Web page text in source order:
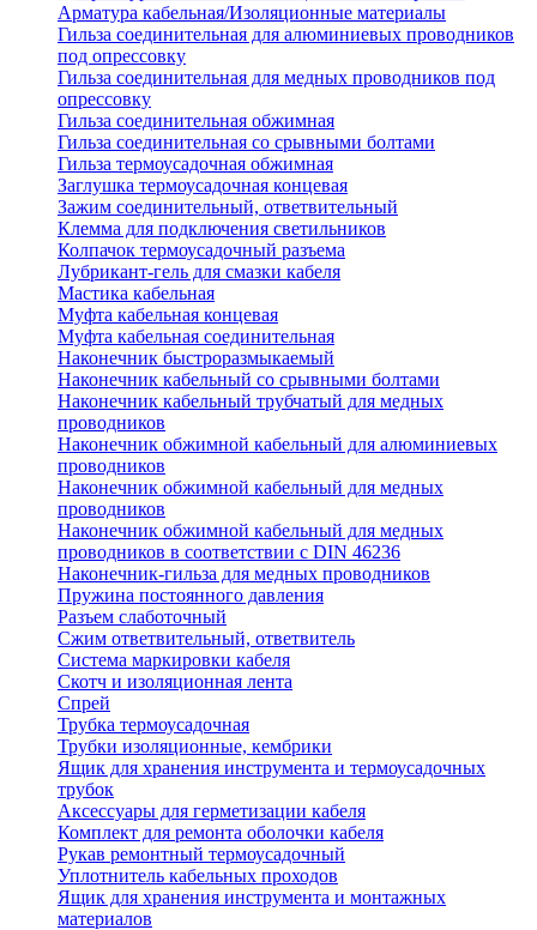
Арматура кабельная/Изоляционные материалы
Гильза соединительная для алюминиевых проводников
под опрессовку
Гильза соединительная для медных проводников под
опрессовку
Гильза соединительная обжимная
Гильза соединительная со срывными болтами
Гильза термоусадочная обжимная
Заглушка термоусадочная концевая
Зажим соединительный, ответвительный
Клемма для подключения светильников
Колпачок термоусадочный разъема
Лубрикант-гель для смазки кабеля
Мастика кабельная
Муфта кабельная концевая
Муфта кабельная соединительная
Наконечник быстроразмыкаемый
Наконечник кабельный со срывными болтами
Наконечник кабельный трубчатый для медных
проводников
Наконечник обжимной кабельный для алюминиевых
проводников
Наконечник обжимной кабельный для медных
проводников
Наконечник обжимной кабельный для медных
проводников в соответствии с DIN 46236
Наконечник-гильза для медных проводников
Пружина постоянного давления
Разъем слаботочный
Сжим ответвительный, ответвитель
Система маркировки кабеля
Скотч и изоляционная лента
Спрей
Трубка термоусадочная
Трубки изоляционные, кембрики
Ящик для хранения инструмента и термоусадочных
трубок
Аксессуары для герметизации кабеля
Комплект для ремонта оболочки кабеля
Рукав ремонтный термоусадочный
Уплотнитель кабельных проходов
Ящик для хранения инструмента и монтажных
материалов